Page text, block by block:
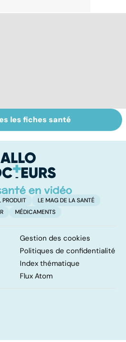
Inflammation des
amygdales : que
d'angine ?
les fiches santé
PRODUIT
LE MAG DE LA SANTÉ
MÉDICAMENTS
Gestion des cookies
Politiques de confidentialité
Index thématique
Flux Atom